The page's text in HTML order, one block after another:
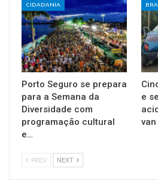
CIDADANIA
Porto Seguro se prepara
para a Semana da
Diversidade com
programação cultural
e…
e
PREV NEXT